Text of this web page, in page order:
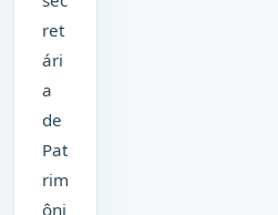
ret
ári
a
de
Pat
rim
ôni